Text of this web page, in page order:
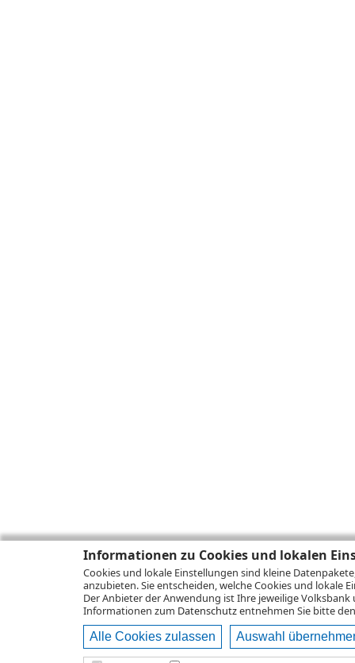
Informationen zu Cookies und lokalen
Cookies und lokale Einstellungen sind kleine
anzubieten. Sie entscheiden, welche Cookies und lokale
Der Anbieter der Anwendung ist Ihre jeweilige Volksbank
Informationen zum Datenschutzentnehmen Sie bitte
Alle Cookies zulassen Auswahl